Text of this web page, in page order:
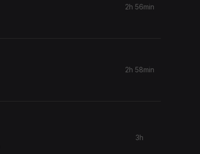
2h 56min
2h 58min
3h